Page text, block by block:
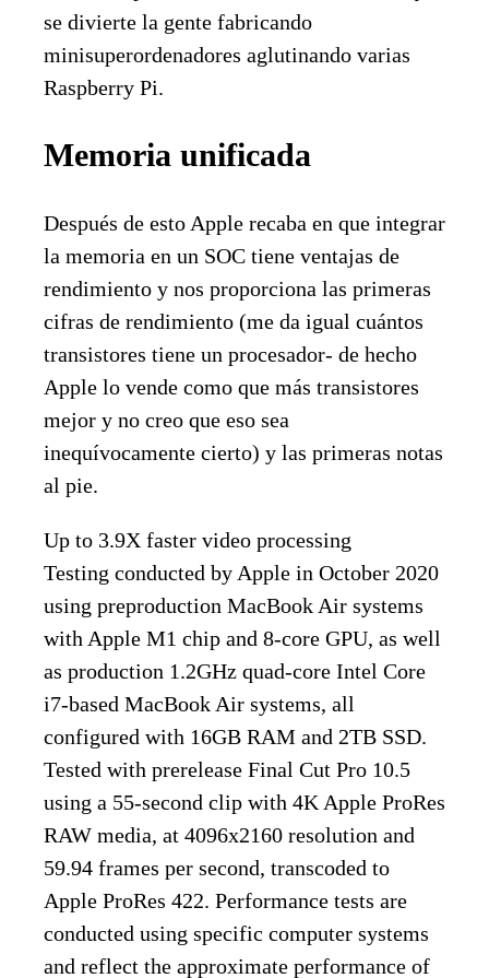
se divierte la gente fabricando
minisuperordenadores aglutinando varias
Raspberry Pi.
Memoria unificada
Después de esto Apple recaba en que integrar
la memoria en un SOC tiene ventajas de
rendimiento y nos proporciona las primeras
cifras de rendimiento (me da igual cuántos
transistores tiene un procesador- de hecho
Apple lo vende como que más transistores
mejor y no creo que eso sea
inequívocamente cierto) y las primeras notas
al pie.
Up to 3.9X faster video processing
Testing conducted by Apple in October 2020
using preproduction MacBook Air systems
with Apple M1 chip and 8-core GPU, as well
as production 1.2GHz quad-core Intel Core
i7-based MacBook Air systems, all
configured with 16GB RAM and 2TB SSD.
Tested with prerelease Final Cut Pro 10.5
using a 55-second clip with 4K Apple ProRes
RAW media, at 4096x2160 resolution and
59.94 frames per second, transcoded to
Apple ProRes 422. Performance tests are
conducted using specific computer systems
and reflect the approximate performance of